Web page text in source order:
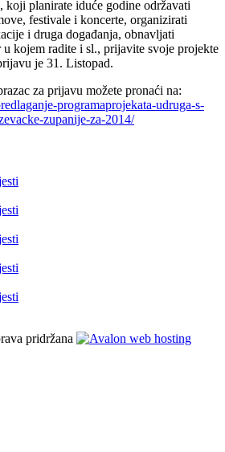
koji planirate iduće godine održavati
festivale i koncerte, organizirati
i druga događanja, obnavljati
u kojem radite i sl., prijavite svoje projekte
je 31. Listopad.
za prijavu možete pronaći na:
programaprojekata-udruga-s-
zupanije-za-2014/
pridržana